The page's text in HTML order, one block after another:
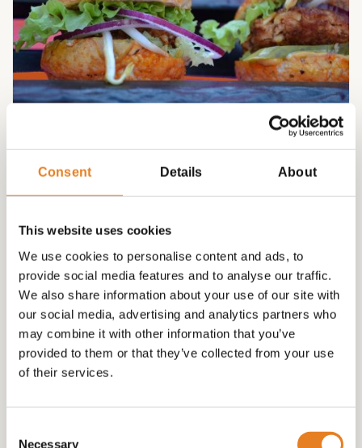
Consent Details About
This website uses cookies
We use cookies to personalise content and ads, to
provide social media features and to analyse our traffic.
We also share information about your use of our site with
our social media, advertising and analytics partners who
may combine it with other information that you’ve
provided to them or that they’ve collected from your use
of their services.
Necessary
VEGA BURGERS 10 STUKS !
€